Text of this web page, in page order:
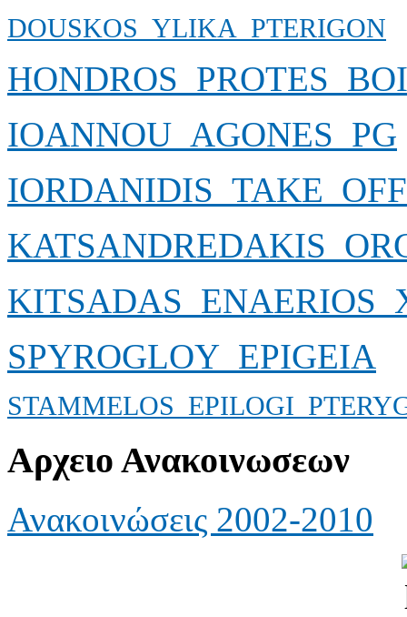
DOUSKOS_YLIKA_PTERIGON
IOANNOU_AGONES_PG
IORDANIDIS_TAKE_OFF
SPYROGLOY_EPIGEIA
Αρχειο Ανακοινωσεων
Ανακοινώσεις 2002-2010